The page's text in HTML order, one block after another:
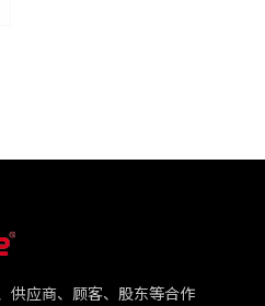
供应商、顾客、股东等合作